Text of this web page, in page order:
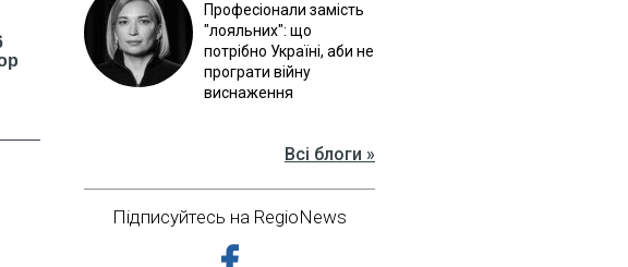
Професіонали замість
"лояльних": що
потрібно Україні, аби не
програти війну
виснаження
Всі блоги »
Підписуйтесь на RegioNews